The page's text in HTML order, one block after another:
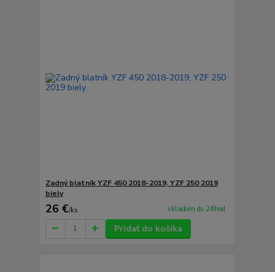
Zadný blatník YZF 450 2018-2019, YZF 250 2019
biely
26 €/ks skladom do 24hod.
Pridať do košíka